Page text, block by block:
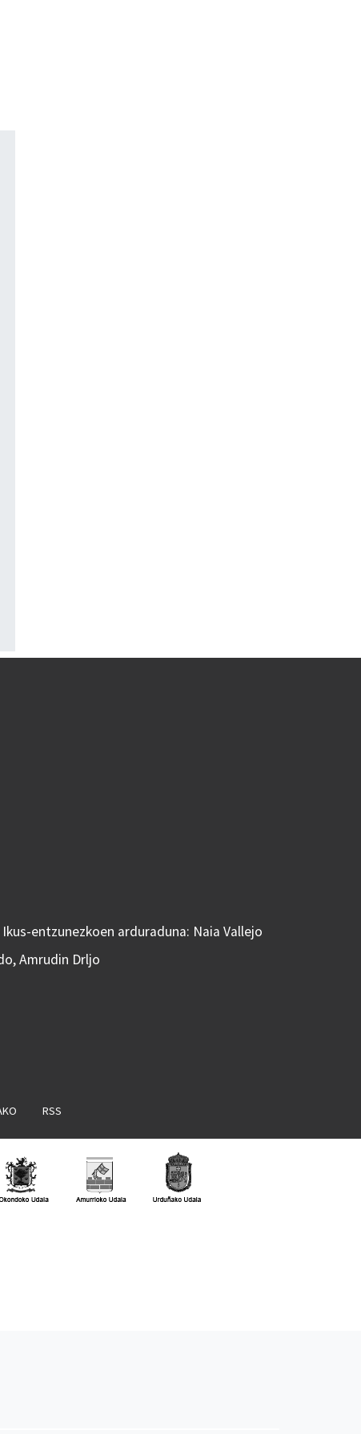
entzunezkoen arduraduna: Naia Vallejo
Amrudin Drljo
RSS